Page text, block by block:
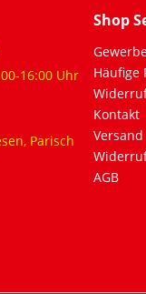
16:00 Uhr
Parisch
Shop
Häufige
Kontakt
AGB